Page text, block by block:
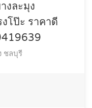
งละมุง
โป๊ะ ราคาดี
ชลบุรี